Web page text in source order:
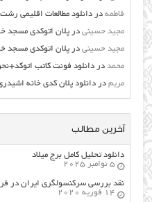
فاطمه دردانلود مطالعات اقليمي رشت
مجید حسینی درپلان اتوکدی مسجد
مجید حسینی درپلان اتوکدی مسجد
محمد دردانلود فونت کاتب
مریم دردانلود پلان کدی خانه
آخرین مطالب
دانلود تحلیل کامل برج میلاد
5 نوامبر 2025
نقد بررسی سرکنسولگری ایران در
14 فوریه 2020